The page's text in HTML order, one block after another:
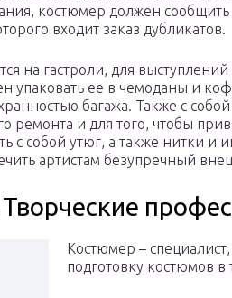
костюмер должен
входит заказ дубликатов.
на гастроли, для
упаковать ее в чемоданы и
багажа. Также с
ремонта и для того, чтобы
с собой утюг, а также нитки и
артистам безупречный
Костюмер –
подготовку костюмов в